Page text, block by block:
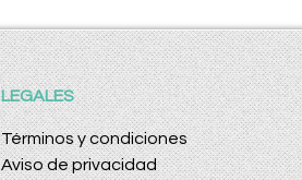
LEGALES
Términos y condiciones
Aviso de privacidad